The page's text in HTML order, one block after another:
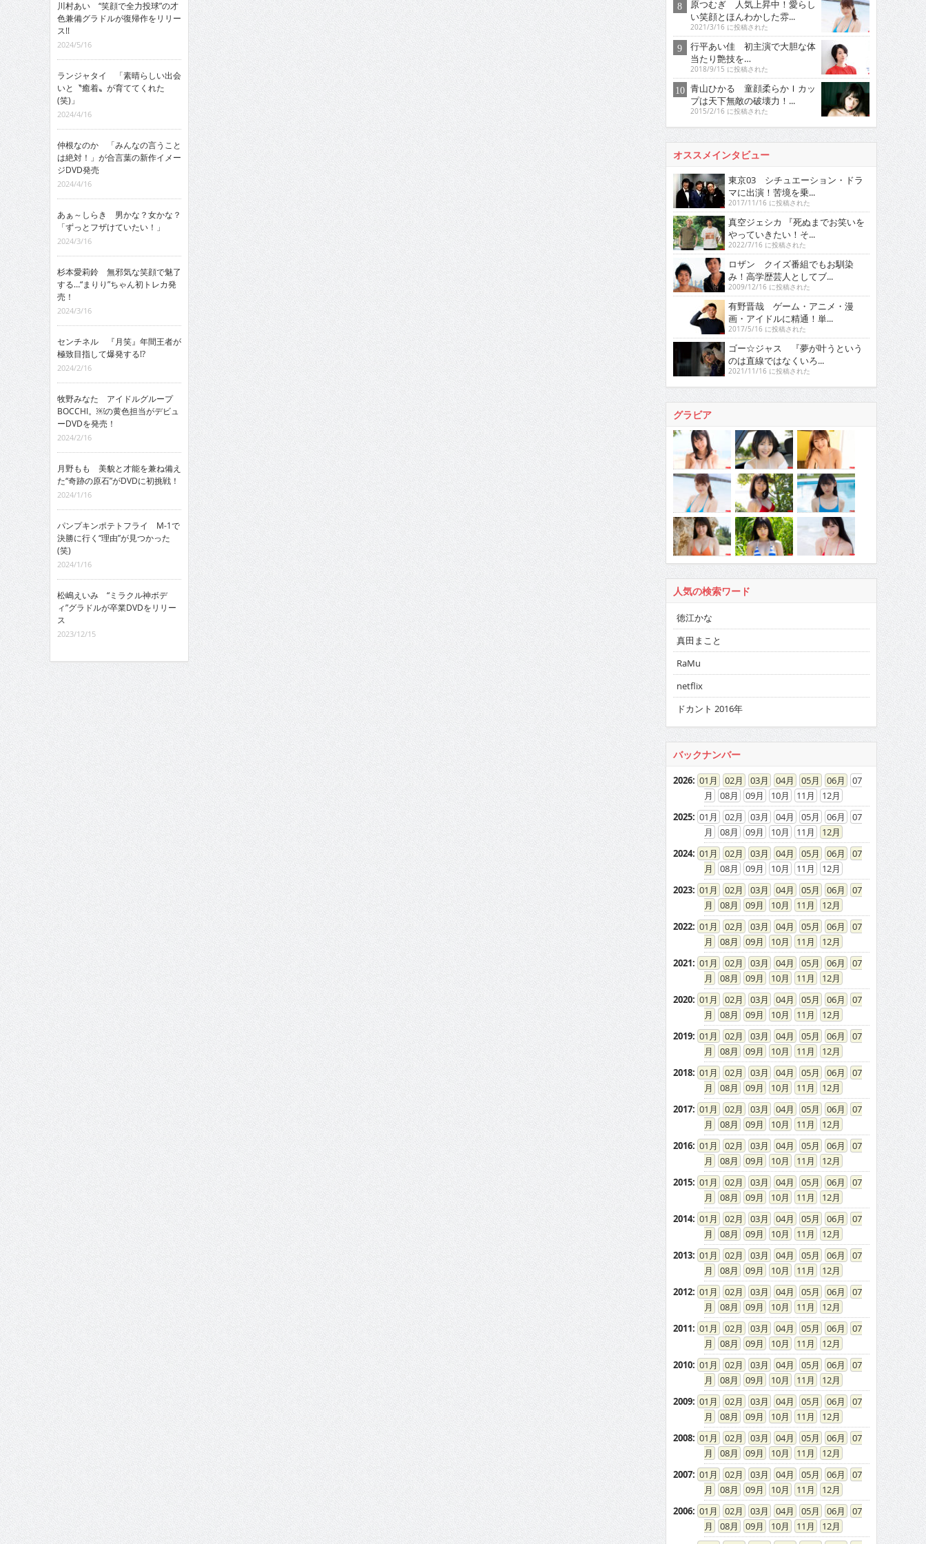
川村あい “笑顔で全力投球”の才
色兼備グラドルが復帰作をリリー
ス!!
2024/5/16
ランジャタイ 「素晴らしい出会
いと〝癒着〟が育ててくれた
(笑)」
2024/4/16
仲根なのか 「みんなの言うこと
は絶対！」が合言葉の新作イメー
ジDVD発売
2024/4/16
あぁ～しらき 男かな？女かな？
「ずっとフザけていたい！」
2024/3/16
杉本愛莉鈴 無邪気な笑顔で魅了
する…“まりり”ちゃん初トレカ発
売！
2024/3/16
センチネル 『月笑』年間王者が
極致目指して爆発する!?
2024/2/16
牧野みなた アイドルグループ
BOCCHI。￼の黄色担当がデビュ
ーDVDを発売！
2024/2/16
月野もも 美貌と才能を兼ね備え
た“奇跡の原石”がDVDに初挑戦！
2024/1/16
パンプキンポテトフライ M-1で
決勝に行く“理由”が見つかった
(笑)
2024/1/16
松嶋えいみ “ミラクル神ボデ
ィ”グラドルが卒業DVDをリリー
ス
2023/12/15
原つむぎ 人気上昇中！愛らし
い笑顔とほんわかした雰...
2021/3/16 に投稿された
行平あい佳 初主演で大胆な体
当たり艶技を…
2018/9/15 に投稿された
青山ひかる 童顔柔らかＩカッ
プは天下無敵の破壊力！...
2015/2/16 に投稿された
オススメインタビュー
東京03 シチュエーション・ドラ
マに出演！苦境を乗...
2017/11/16 に投稿された
真空ジェシカ 『死ぬまでお笑いを
やっていきたい！そ...
2022/7/16 に投稿された
ロザン クイズ番組でもお馴染
み！高学歴芸人としてブ...
2009/12/16 に投稿された
有野晋哉 ゲーム・アニメ・漫
画・アイドルに精通！単...
2017/5/16 に投稿された
ゴー☆ジャス 『夢が叶うという
のは直線ではなくいろ...
2021/11/16 に投稿された
グラビア
人気の検索ワード
徳江かな
真田まこと
RaMu
netflix
ドカント 2016年
バックナンバー
2026: 01 02 03 04 05 06
07
08
09 10 11
12
2025: 01 02 03 04 05 06
07
08
09 10 11
12
2024: 01 02 03 04 05 06
07
08
09 10 11
12
2023: 01 02 03 04 05 06
07
08
09 10 11
12
2022: 01 02 03 04 05 06
07
08
09 10 11
12
2021: 01 02 03 04 05 06
07
08
09 10 11
12
2020: 01 02 03 04 05 06
07
08
09 10 11
12
2019: 01 02 03 04 05 06
07
08
09 10 11
12
2018: 01 02 03 04 05 06
07
08
09 10 11
12
2017: 01 02 03 04 05 06
07
08
09 10 11
12
2016: 01 02 03 04 05 06
07
08
09 10 11
12
2015: 01 02 03 04 05 06
07
08
09 10 11
12
2014: 01 02 03 04 05 06
07
08
09 10 11
12
2013: 01 02 03 04 05 06
07
08
09 10 11
12
2012: 01 02 03 04 05 06
07
08
09 10 11
12
2011: 01 02 03 04 05 06
07
08
09 10 11
12
2010: 01 02 03 04 05 06
07
08
09 10 11
12
2009: 01 02 03 04 05 06
07
08
09 10 11
12
2008: 01 02 03 04 05 06
07
08
09 10 11
12
2007: 01 02 03 04 05 06
07
08
09 10 11
12
2006: 01 02 03 04 05 06
07
08
09 10 11
12